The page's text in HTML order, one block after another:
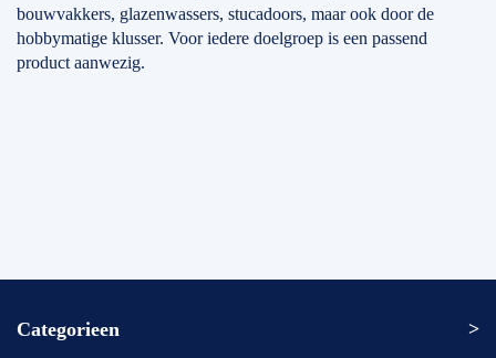
bouwvakkers, glazenwassers, stucadoors, maar ook door de
hobbymatige klusser. Voor iedere doelgroep is een passend
product aanwezig.
Categorieen